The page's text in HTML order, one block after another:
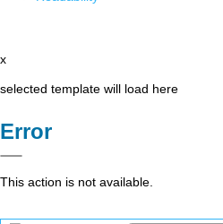
x
selected template will load here
Error
This action is not available.